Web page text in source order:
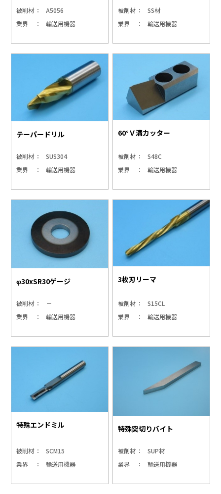
被削材
A5056
業界
輸送用機器
被削材
SS材
業界
輸送用機器
テーパードリル
被削材
SUS304
業界
輸送用機器
60°Ｖ溝カッター
被削材
S48C
業界
輸送用機器
φ30xSR30ゲージ
被削材
－
業界
輸送用機器
3枚刃リーマ
被削材
S15CL
業界
輸送用機器
特殊エンドミル
被削材
SCM15
業界
輸送用機器
特殊突切りバイト
被削材
SUP材
業界
輸送用機器